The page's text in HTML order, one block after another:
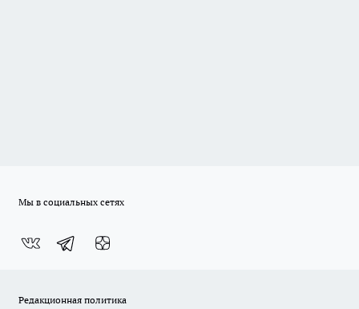
Мы в социальных сетях
Редакционная политика